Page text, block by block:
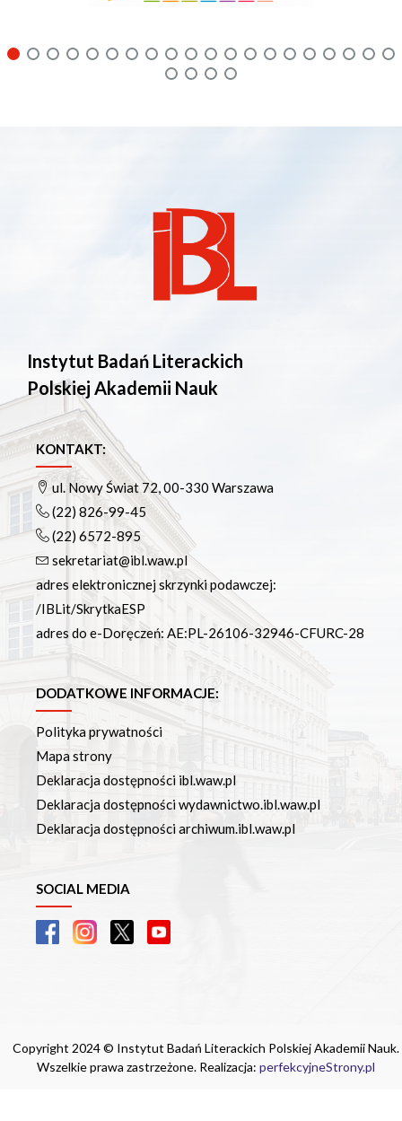
Instytut Badań Literackich
Polskiej Akademii Nauk
KONTAKT:
ul. Nowy Świat 72, 00-330 Warszawa
(22) 826-99-45
(22) 6572-895
sekretariat@ibl.waw.pl
adres elektronicznej skrzynki podawczej:
/IBLit/SkrytkaESP
adres do e-Doręczeń: AE:PL-26106-32946-CFURC-28
DODATKOWE INFORMACJE:
Polityka prywatności
Mapa strony
Deklaracja dostępności ibl.waw.pl
Deklaracja dostępności wydawnictwo.ibl.waw.pl
Deklaracja dostępności archiwum.ibl.waw.pl
SOCIAL MEDIA
Copyright 2024 © Instytut Badań Literackich Polskiej Akademii Nauk.
Wszelkie prawa zastrzeżone. Realizacja: perfekcyjneStrony.pl